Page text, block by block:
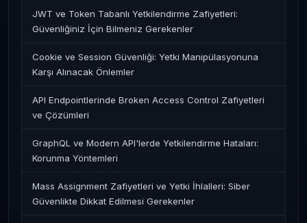
JWT ve Token Tabanlı Yetkilendirme Zafiyetleri:
Güvenliğiniz İçin Bilmeniz Gerekenler
Cookie ve Session Güvenliği: Yetki Manipülasyonuna
Karşı Alınacak Önlemler
API Endpointlerinde Broken Access Control Zafiyetleri
ve Çözümleri
GraphQL ve Modern API'lerde Yetkilendirme Hataları:
Korunma Yöntemleri
Mass Assignment Zafiyetleri ve Yetki İhlalleri: Siber
Güvenlikte Dikkat Edilmesi Gerekenler